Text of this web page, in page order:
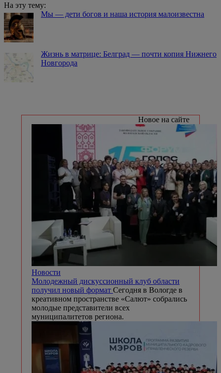
На эту тему:
Мы — дети богов и наша история малоизвестна
Жизнь в матрице: Белград — почти копия Нижнего
Новгорода
Новое на сайте
Новости
Молодежный дискуссионный клуб области
получил новый формат Сегодня в Вологде в
креативном пространстве «Салют» собрались
молодые представители всех
муниципалитетов региона.